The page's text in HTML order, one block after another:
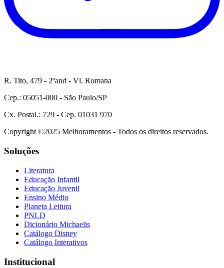
R. Tito, 479 - 2ºand - Vl. Romana
Cep.: 05051-000 - São Paulo/SP
Cx. Postal.: 729 - Cep. 01031 970
Copyright ©2025 Melhoramentos - Todos os direitos reservados.
Soluções
Literatura
Educação Infantil
Educação Juvenil
Ensino Médio
Planeta Leitura
PNLD
Dicionário Michaelis
Catálogo Disney
Catálogo Interativos
Institucional